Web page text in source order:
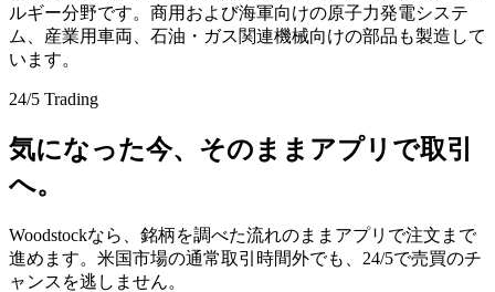
ルギー分野です。商用および海軍向けの原子力発電システ
ム、産業用車両、石油・ガス関連機械向けの部品も製造して
います。
24/5 Trading
気になった今、そのままアプリで取引
へ。
Woodstockなら、銘柄を調べた流れのままアプリで注文まで
進めます。米国市場の通常取引時間外でも、24/5で売買のチ
ャンスを逃しません。